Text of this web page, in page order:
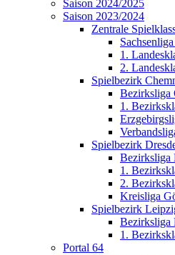
Saison 2024/2025
Saison 2023/2024
Zentrale
1.
2.
Spielbezirk
Bezirksliga
1.
Spielbezirk
Bezirksliga
1.
2.
Kreisliga
Spielbezirk
Bezirksliga
1.
Portal 64